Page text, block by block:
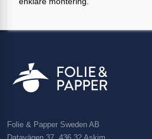
Folie & Papper Sweden AB